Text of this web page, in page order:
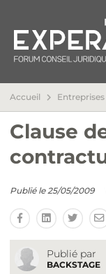
Accueil Entreprises
Clause
Publié le 25/05/2009
Publié par
BACKSTAGE